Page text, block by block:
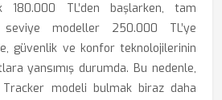
180.000 TL’den başlarken, tam
modeller 250.000 TL’ye
güvenlik ve konfor teknolojilerinin
yansımış durumda. Bu nedenle,
modeli bulmak biraz daha